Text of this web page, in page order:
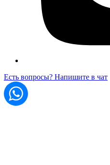
Есть вопросы? Напишите в чат